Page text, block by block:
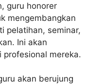
guru honorer
mengembangkan
pelatihan, seminar,
Ini akan
profesional mereka.
akan berujung